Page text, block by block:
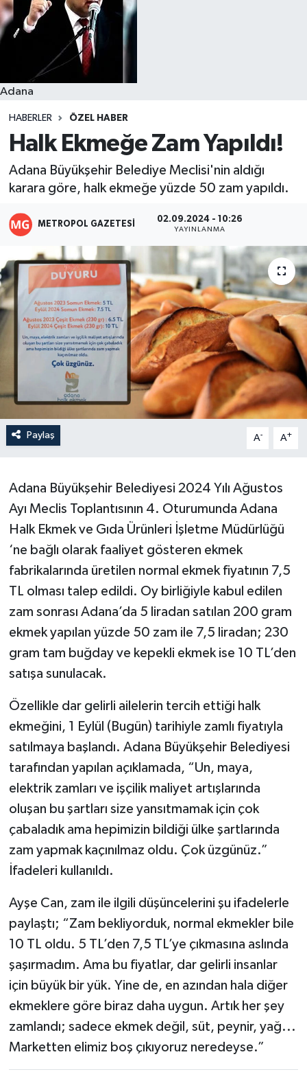
Adana
HABERLER ÖZEL HABER
Halk Ekmeğe Zam Yapıldı!
Adana Büyükşehir Belediye Meclisi'nin aldığı
karara göre, halk ekmeğe yüzde 50 zam yapıldı.
METROPOL GAZETESI 02.09.2024 - 10:26
YAYINLANMA
Paylaş A- A+
Adana Büyükşehir Belediyesi 2024 Yılı Ağustos
Ayı Meclis Toplantısının 4. Oturumunda Adana
Halk Ekmek ve Gıda Ürünleri İşletme Müdürlüğü
‘ne bağlı olarak faaliyet gösteren ekmek
fabrikalarında üretilen normal ekmek fiyatının 7,5
TL olması talep edildi. Oy birliğiyle kabul edilen
zam sonrası Adana’da 5 liradan satılan 200 gram
ekmek yapılan yüzde 50 zam ile 7,5 liradan; 230
gram tam buğday ve kepekli ekmek ise 10 TL’den
satışa sunulacak.
Özellikle dar gelirli ailelerin tercih ettiği halk
ekmeğini, 1 Eylül (Bugün) tarihiyle zamlı fiyatıyla
satılmaya başlandı. Adana Büyükşehir Belediyesi
tarafından yapılan açıklamada, “Un, maya,
elektrik zamları ve işçilik maliyet artışlarında
oluşan bu şartları size yansıtmamak için çok
çabaladık ama hepimizin bildiği ülke şartlarında
zam yapmak kaçınılmaz oldu. Çok üzgünüz.”
İfadeleri kullanıldı.
Ayşe Can, zam ile ilgili düşüncelerini şu ifadelerle
paylaştı; “Zam bekliyorduk, normal ekmekler bile
10 TL oldu. 5 TL’den 7,5 TL’ye çıkmasına aslında
şaşırmadım. Ama bu fiyatlar, dar gelirli insanlar
için büyük bir yük. Yine de, en azından hala diğer
ekmeklere göre biraz daha uygun. Artık her şey
zamlandı; sadece ekmek değil, süt, peynir, yağ...
Marketten elimiz boş çıkıyoruz neredeyse.”
Resmi İlanlar